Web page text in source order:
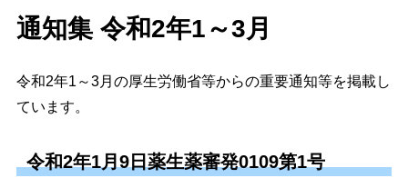
通知集 令和2年1～3月
令和2年1～3月の厚生労働省等からの重要通知等を掲載し
ています。
令和2年1月9日薬生薬審発0109第1号